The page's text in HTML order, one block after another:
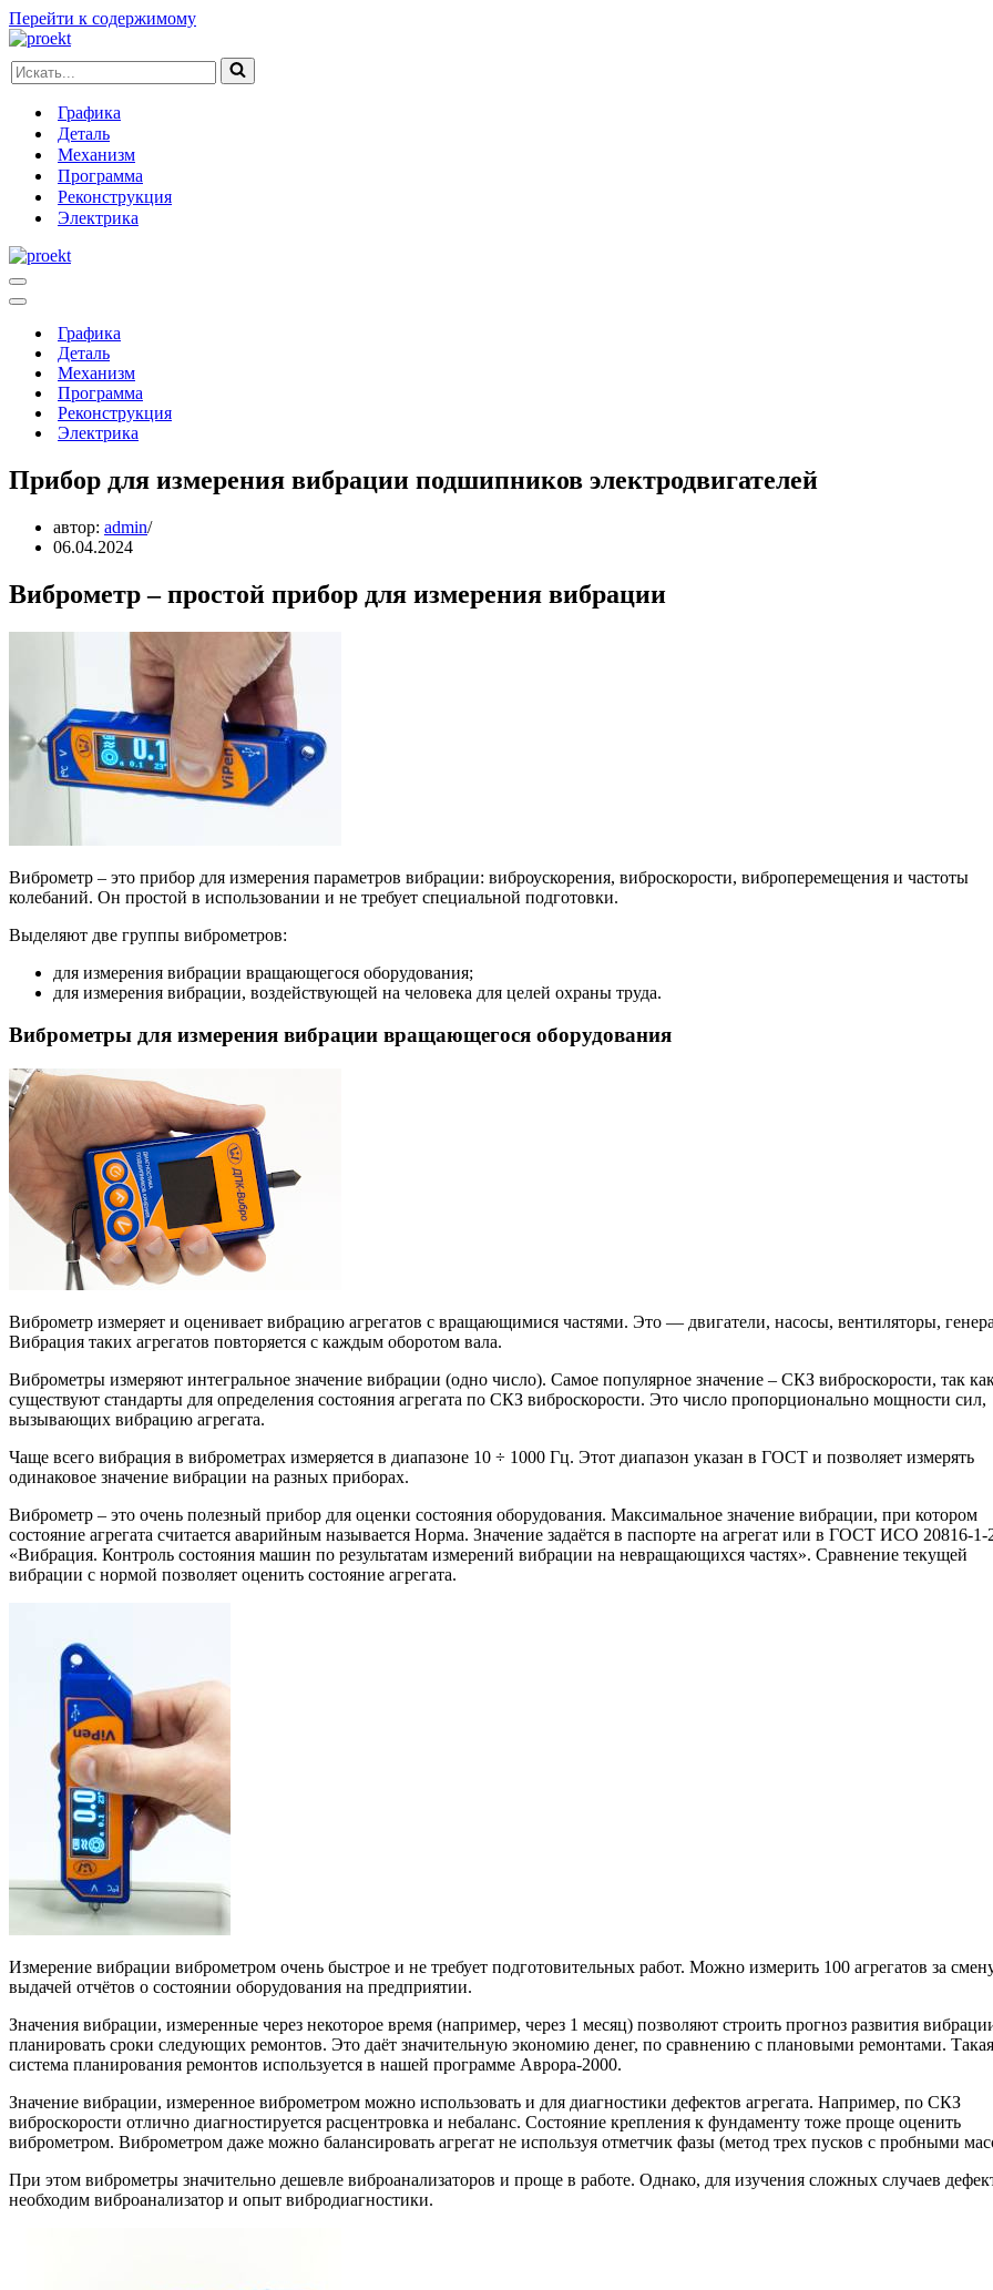
Перейти к содержимому
Искать...
Графика
Деталь
Механизм
Программа
Реконструкция
Электрика
Меню
навигации
Меню
навигацииГрафика
Деталь
Механизм
Программа
Реконструкция
Электрика
Прибор для измерения вибрации подшипников электродвигателей
автор: admin
06.04.2024
Виброметр – простой прибор для измерения вибрации
Виброметр – это прибор для измерения параметров вибрации: виброускорения, виброскорости, виброперемещения и частоты
колебаний. Он простой в использовании и не требует специальной подготовки.
Выделяют две группы виброметров:
для измерения вибрации вращающегося оборудования;
для измерения вибрации, воздействующей на человека для целей охраны труда.
Виброметры для измерения вибрации вращающегося оборудования
Виброметр измеряет и оценивает вибрацию агрегатов с вращающимися частями. Это — двигатели, насосы, вентиляторы,
Вибрация таких агрегатов повторяется с каждым оборотом вала.
Виброметры измеряют интегральное значение вибрации (одно число). Самое популярное значение – СКЗ виброскорости, так
существуют стандарты для определения состояния агрегата по СКЗ виброскорости. Это число пропорционально мощности сил,
вызывающих вибрацию агрегата.
Чаще всего вибрация в виброметрах измеряется в диапазоне 10 ÷ 1000 Гц. Этот диапазон указан в ГОСТ и позволяет измерять
одинаковое значение вибрации на разных приборах.
Виброметр – это очень полезный прибор для оценки состояния оборудования. Максимальное значение вибрации, при котором
состояние агрегата считается аварийным называется Норма. Значение задаётся в паспорте на агрегат или в ГОСТ ИСО 20816-1-
«Вибрация. Контроль состояния машин по результатам измерений вибрации на невращающихся частях». Сравнение текущей
вибрации с нормой позволяет оценить состояние агрегата.
Измерение вибрации виброметром очень быстрое и не требует подготовительных работ. Можно измерить 100 агрегатов за
выдачей отчётов о состоянии оборудования на предприятии.
Значения вибрации, измеренные через некоторое время (например, через 1 месяц) позволяют строить прогноз развития
планировать сроки следующих ремонтов. Это даёт значительную экономию денег, по сравнению с плановыми ремонтами. Такая
система планирования ремонтов используется в нашей программе Аврора-2000.
Значение вибрации, измеренное виброметром можно использовать и для диагностики дефектов агрегата. Например, по СКЗ
виброскорости отлично диагностируется расцентровка и небаланс. Состояние крепления к фундаменту тоже проще оценить
виброметром. Виброметром даже можно балансировать агрегат не используя отметчик фазы (метод трех пусков с пробными
При этом виброметры значительно дешевле виброанализаторов и проще в работе. Однако, для изучения сложных случаев
необходим виброанализатор и опыт вибродиагностики.